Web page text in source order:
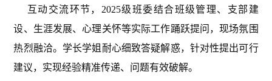
互动交流环节，2025级班委结合班级管理、支部建
设、生涯发展、心理关怀等实际工作踊跃提问，现场氛围
热烈融洽。学长学姐耐心细致答疑解惑，针对性提出可行
建议，实现经验精准传递、问题有效破解。